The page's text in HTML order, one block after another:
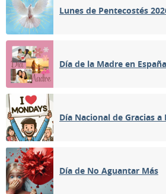
Lunes de Pentecostés
Día de la Madre en España
Día Nacional de Gracias a
Día de No Aguantar Más